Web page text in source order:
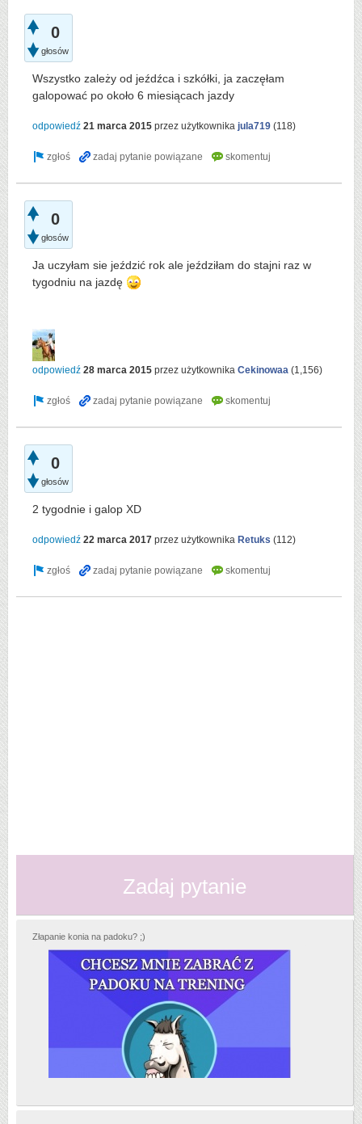
0
głosów
Wszystko zależy od jeźdźca i szkółki, ja zaczęłam
galopować po około 6 miesiącach jazdy
odpowiedź 21 marca 2015 przez użytkownika jula719 (118)
0
głosów
Ja uczyłam sie jeździć rok ale jeździłam do stajni raz w
tygodniu na jazdę
odpowiedź 28 marca 2015 przez użytkownika Cekinowaa (1,156)
0
głosów
2 tygodnie i galop XD
odpowiedź 22 marca 2017 przez użytkownika Retuks (112)
Zadaj pytanie
Złapanie konia na padoku? ;)